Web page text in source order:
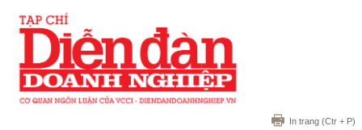
In trang (Ctr + P)